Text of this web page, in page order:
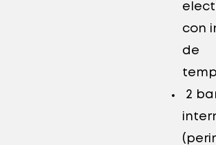
con
de
2